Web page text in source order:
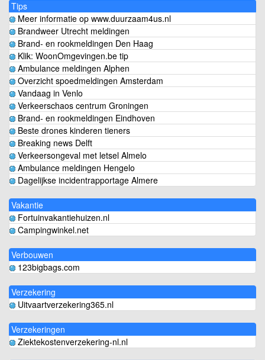
Tips
Meer informatie op www.duurzaam4us.nl
Brandweer Utrecht meldingen
Brand- en rookmeldingen Den Haag
Klik: WoonOmgevingen.be tip
Ambulance meldingen Alphen
Overzicht spoedmeldingen Amsterdam
Vandaag in Venlo
Verkeerschaos centrum Groningen
Brand- en rookmeldingen Eindhoven
Beste drones kinderen tieners
Breaking news Delft
Verkeersongeval met letsel Almelo
Ambulance meldingen Hengelo
Dagelijkse incidentrapportage Almere
Vakantie
Fortuinvakantiehuizen.nl
Campingwinkel.net
Verbouwen
123bigbags.com
Verzekering
Uitvaartverzekering365.nl
Verzekeringen
Ziektekostenverzekering-nl.nl